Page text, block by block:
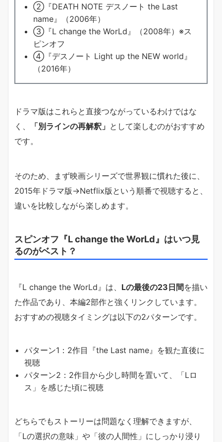
②『DEATH NOTE デスノート the Last
name』（2006年）
③『L change the WorLd』（2008年）※ス
ピンオフ
④『デスノート Light up the NEW world』
（2016年）
ドラマ版はこれらと直接つながっているわけではな
く、
「別ラインの再解釈」 として楽しむのがおすすめ
です。
そのため、まず映画シリーズで世界観に慣れた後に、
2015年ドラマ版→Netflix版という順番で視聴すると、
違いを比較しながら楽しめます。
スピンオフ『L change the WorLd』はいつ見
るのがベスト？
『L change the WorLd』は、 Lの最後の23日間 を描い
た作品であり、本編2部作と強くリンクしています。
おすすめの視聴タイミングは以下の2パターンです。
パターン1：2作目『the Last name』を観た直後に
視聴
パターン2：2作目から少し時間を置いて、「Lロ
ス」を感じた頃に視聴
どちらでもストーリーは問題なく理解できますが、
「Lの選択の意味」や「彼の人間性」にしっかり浸り